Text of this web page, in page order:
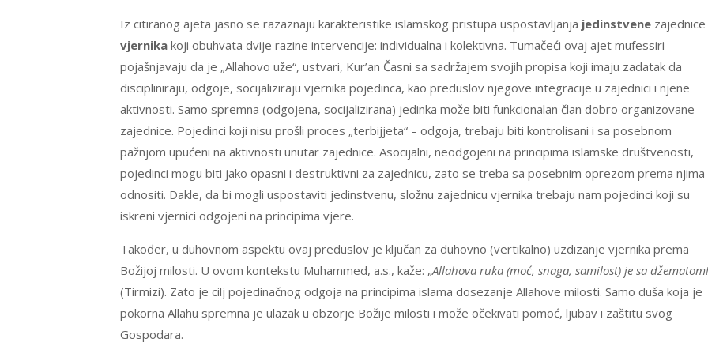
Iz citiranog ajeta jasno se razaznaju karakteristike islamskog pristupa uspostavljanja jedinstvene zajednice
vjernika koji obuhvata dvije razine intervencije: individualna i kolektivna. Tumačeći ovaj ajet mufessiri
pojašnjavaju da je „Allahovo uže“, ustvari, Kur’an Časni sa sadržajem svojih propisa koji imaju zadatak da
discipliniraju, odgoje, socijaliziraju vjernika pojedinca, kao preduslov njegove integracije u zajednici i njene
aktivnosti. Samo spremna (odgojena, socijalizirana) jedinka može biti funkcionalan član dobro organizovane
zajednice. Pojedinci koji nisu prošli proces „terbijjeta“ – odgoja, trebaju biti kontrolisani i sa posebnom
pažnjom upućeni na aktivnosti unutar zajednice. Asocijalni, neodgojeni na principima islamske društvenosti,
pojedinci mogu biti jako opasni i destruktivni za zajednicu, zato se treba sa posebnim oprezom prema njima
odnositi. Dakle, da bi mogli uspostaviti jedinstvenu, složnu zajednicu vjernika trebaju nam pojedinci koji su
iskreni vjernici odgojeni na principima vjere.
Također, u duhovnom aspektu ovaj preduslov je ključan za duhovno (vertikalno) uzdizanje vjernika prema
Božijoj milosti. U ovom kontekstu Muhammed, a.s., kaže: „Allahova ruka (moć, snaga, samilost) je sa džematom!
(Tirmizi). Zato je cilj pojedinačnog odgoja na principima islama dosezanje Allahove milosti. Samo duša koja je
pokorna Allahu spremna je ulazak u obzorje Božije milosti i može očekivati pomoć, ljubav i zaštitu svog
Gospodara.